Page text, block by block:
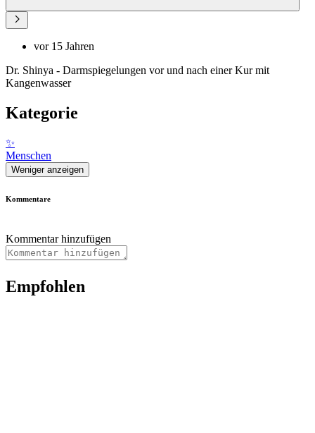
vor 15 Jahren
Dr. Shinya - Darmspiegelungen vor und nach einer Kur mit
Kangenwasser
Kategorie
✨
Menschen
Weniger anzeigen
Kommentare
Kommentar hinzufügen
Empfohlen